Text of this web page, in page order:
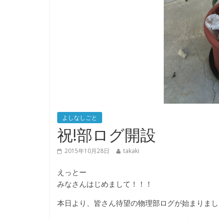
よしなしごと
祝!部ログ開設
2015年10月28日 takaki
えっとー
みなさんはじめまして！！！
本日より、皆さん待望の物理部ログが始まりま